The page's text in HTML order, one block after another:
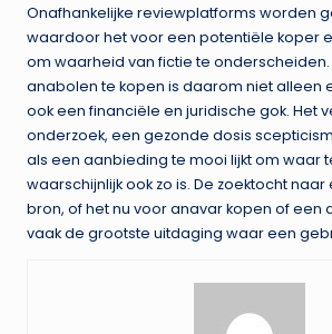
Onafhankelijke reviewplatforms worden
waardoor het voor een potentiële koper
om waarheid van fictie te onderscheiden.
anabolen te kopen is daarom niet alleen
ook een financiële en juridische gok. Het
onderzoek, een gezonde dosis
als een aanbieding te mooi lijkt om waar
waarschijnlijk ook zo is. De zoektocht
bron, of het nu voor anavar kopen of een
vaak de grootste uitdaging waar een